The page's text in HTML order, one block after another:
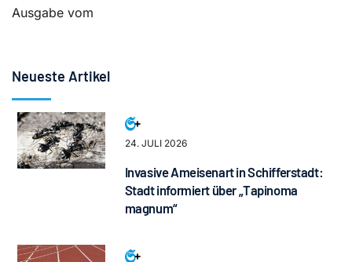
Ausgabe vom
Neueste Artikel
24. JULI 2026
Invasive Ameisenart in Schifferstadt:
Stadt informiert über „Tapinoma
magnum“